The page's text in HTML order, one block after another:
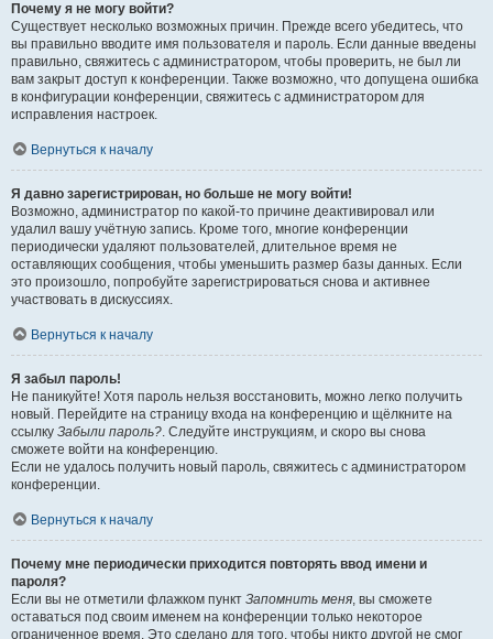
Почему я не могу войти?
Существует несколько возможных причин. Прежде всего убедитесь, что
вы правильно вводите имя пользователя и пароль. Если данные введены
правильно, свяжитесь с администратором, чтобы проверить, не был ли
вам закрыт доступ к конференции. Также возможно, что допущена ошибка
в конфигурации конференции, свяжитесь с администратором для
исправления настроек.
Вернуться к началу
Я давно зарегистрирован, но больше не могу войти!
Возможно, администратор по какой-то причине деактивировал или
удалил вашу учётную запись. Кроме того, многие конференции
периодически удаляют пользователей, длительное время не
оставляющих сообщения, чтобы уменьшить размер базы данных. Если
это произошло, попробуйте зарегистрироваться снова и активнее
участвовать в дискуссиях.
Вернуться к началу
Я забыл пароль!
Не паникуйте! Хотя пароль нельзя восстановить, можно легко получить
новый. Перейдите на страницу входа на конференцию и щёлкните на
ссылку Забыли пароль?. Следуйте инструкциям, и скоро вы снова
сможете войти на конференцию.
Если не удалось получить новый пароль, свяжитесь с администратором
конференции.
Вернуться к началу
Почему мне периодически приходится повторять ввод имени и
пароля?
Если вы не отметили флажком пункт Запомнить меня, вы сможете
оставаться под своим именем на конференции только некоторое
ограниченное время. Это сделано для того, чтобы никто другой не смог